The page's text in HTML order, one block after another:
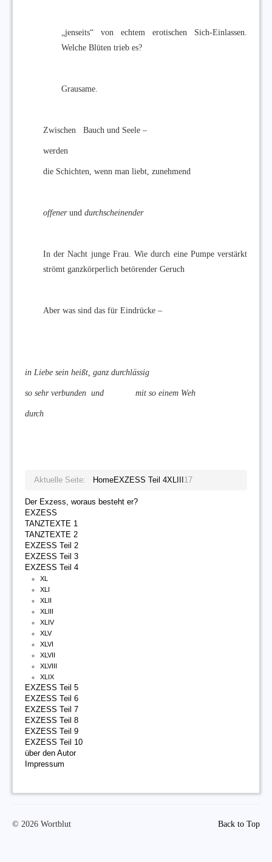
„jenseits“ von echtem erotischen Sich-Einlassen.
Welche Blüten trieb es?
Grausame.
Zwischen Bauch und Seele –
werden
die Schichten, wenn man liebt, zunehmend
offenerund durchscheinender
In der Nacht junge Frau. Wie durch eine Pumpe verstärkt
strömt ganzkörperlich betörender Geruch
Aber was sind das für Eindrücke –
in Liebe sein heißt, ganz durchlässig
so sehr verbunden und mit so einem Weh
durch
Aktuelle Seite: HomeEXZESS Teil 4XLIII 17
Der Exzess, woraus besteht er?
EXZESS
TANZTEXTE 1
TANZTEXTE 2
EXZESS Teil 2
EXZESS Teil 3
EXZESS Teil 4
XL
XLI
XLII
XLIII
XLIV
XLV
XLVI
XLVII
XLVIII
XLIX
EXZESS Teil 5
EXZESS Teil 6
EXZESS Teil 7
EXZESS Teil 8
EXZESS Teil 9
EXZESS Teil 10
über den Autor
Impressum
Back to Top
© 2026 Wortblut